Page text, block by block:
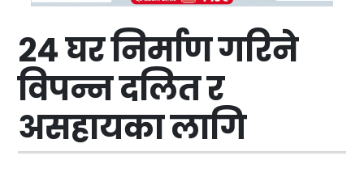
२४ घर निर्माण गरिने
विपन्न दलित र
असहायका लागि